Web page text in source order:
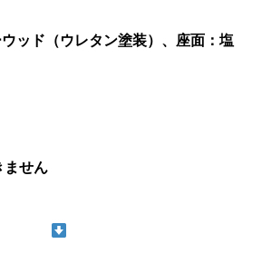
ッド（ウレタン塗装）、座面：塩
ません